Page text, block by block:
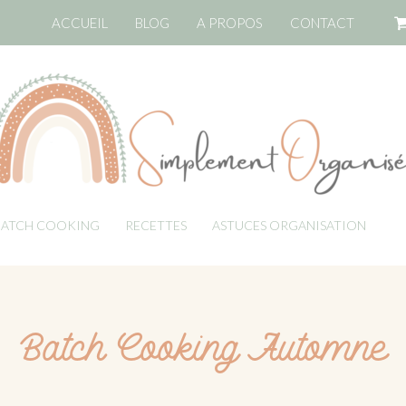
ACCUEIL BLOG A PROPOS CONTACT
COOKING RECETTES ASTUCES ORGANISATION
Batch Cooking Automne